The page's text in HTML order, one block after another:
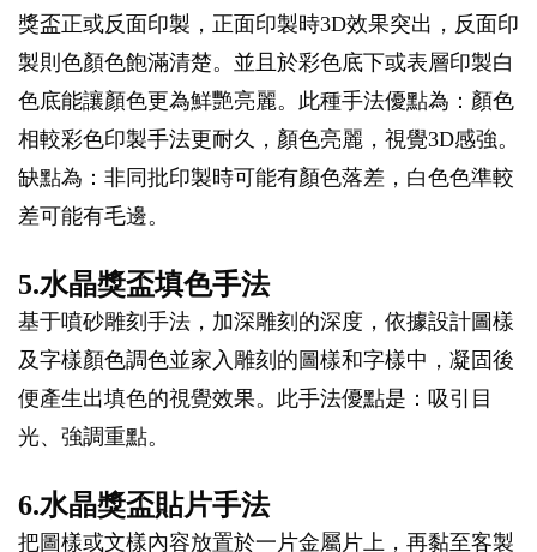
獎盃正或反面印製，正面印製時3D效果突出，反面印
製則色顏色飽滿清楚。並且於彩色底下或表層印製白
色底能讓顏色更為鮮艷亮麗。此種手法優點為：顏色
相較彩色印製手法更耐久，顏色亮麗，視覺3D感強。
缺點為：非同批印製時可能有顏色落差，白色色準較
差可能有毛邊。
5.水晶獎盃填色手法
基于噴砂雕刻手法，加深雕刻的深度，依據設計圖樣
及字樣顏色調色並家入雕刻的圖樣和字樣中，凝固後
便產生出填色的視覺效果。此手法優點是：吸引目
光、強調重點。
6.水晶獎盃貼片手法
把圖樣或文樣內容放置於一片金屬片上，再黏至客製